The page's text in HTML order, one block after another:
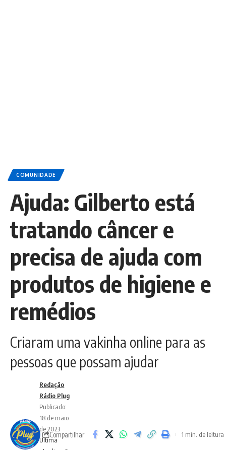
COMUNIDADE
Ajuda: Gilberto está
tratando câncer e
precisa de ajuda com
produtos de higiene e
remédios
Criaram uma vakinha online para as
pessoas que possam ajudar
Ultima
Redação
Rádio Plug
Publicado:
18 de maio
de 2023
Compartilhar 1 min. de leitura